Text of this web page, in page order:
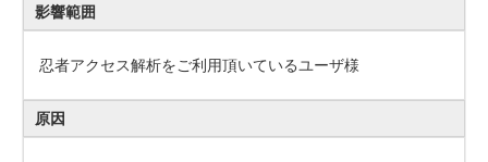
影響範囲
忍者アクセス解析をご利用頂いているユーザ様
原因